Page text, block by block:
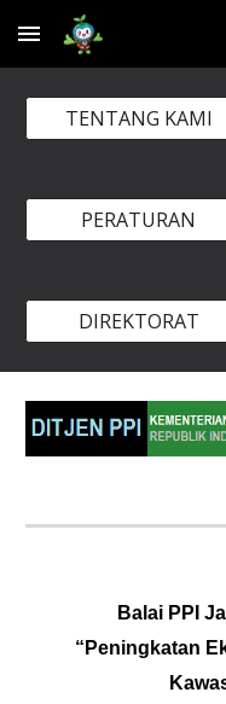
Skip to main content
TENTANG KAMI
PERATURAN
DIREKTORAT
Balai PPI
“Peningkatan